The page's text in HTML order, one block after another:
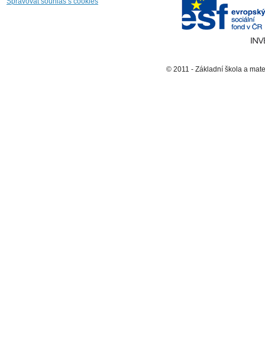
© 2011 - Základní škola a